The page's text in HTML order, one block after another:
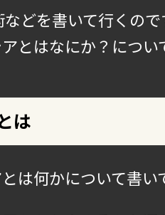
どを書いて行くの
とはなにか？につい
は
は何かについて書い